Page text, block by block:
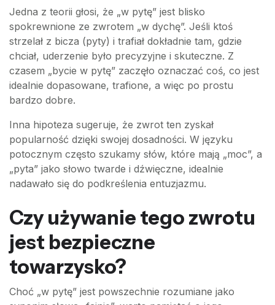
Jedna z teorii głosi, że „w pytę” jest blisko
spokrewnione ze zwrotem „w dychę”. Jeśli ktoś
strzelał z bicza (pyty) i trafiał dokładnie tam, gdzie
chciał, uderzenie było precyzyjne i skuteczne. Z
czasem „bycie w pytę” zaczęło oznaczać coś, co jest
idealnie dopasowane, trafione, a więc po prostu
bardzo dobre.
Inna hipoteza sugeruje, że zwrot ten zyskał
popularność dzięki swojej dosadności. W języku
potocznym często szukamy słów, które mają „moc”, a
„pyta” jako słowo twarde i dźwięczne, idealnie
nadawało się do podkreślenia entuzjazmu.
Czy używanie tego zwrotu
jest bezpieczne
towarzysko?
Choć „w pytę” jest powszechnie rozumiane jako